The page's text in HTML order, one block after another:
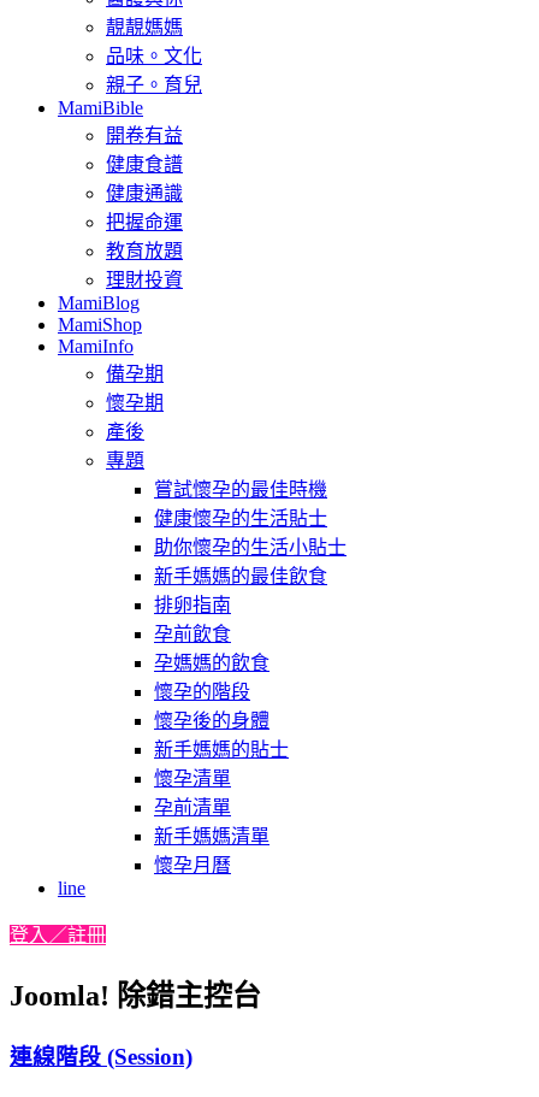
靚靚媽媽
品味。文化
親子。育兒
MamiBible
開卷有益
健康食譜
健康通識
把握命運
教育放題
理財投資
MamiBlog
MamiShop
MamiInfo
備孕期
懷孕期
產後
專題
嘗試懷孕的最佳時機
健康懷孕的生活貼士
助你懷孕的生活小貼士
新手媽媽的最佳飲食
排卵指南
孕前飲食
孕媽媽的飲食
懷孕的階段
懷孕後的身體
新手媽媽的貼士
懷孕清單
孕前清單
新手媽媽清單
懷孕月曆
line
登入／註冊
Joomla! 除錯主控台
連線階段 (Session)